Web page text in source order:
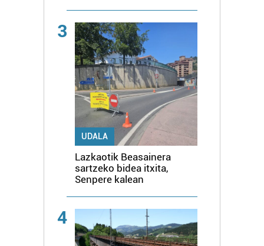
3
UDALA
Lazkaotik Beasainera
sartzeko bidea itxita,
Senpere kalean
4